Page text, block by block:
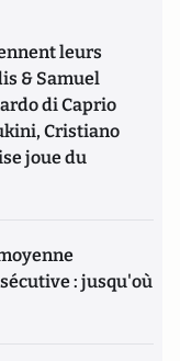
leurs
& Samuel
di Caprio
Cristiano
joue du
: jusqu'où